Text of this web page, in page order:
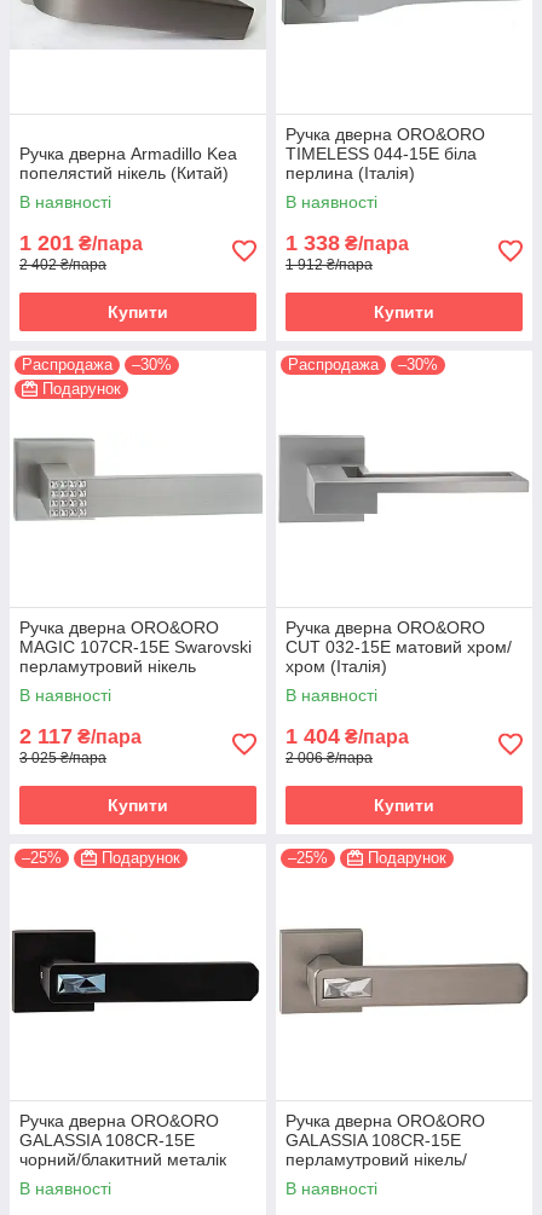
Ручка дверна Armadillo Kea
попелястий нікель (Китай)
В наявності
1 201 ₴/пара
2 402 ₴/пара
Купити
Ручка дверна ORO&ORO
TIMELESS 044-15E біла
перлина (Італія)
В наявності
1 338 ₴/пара
1 912 ₴/пара
Купити
Распродажа
–30%
Подарунок
Ручка дверна ORO&ORO
MAGIC 107СR-15E Swarovski
перламутровий нікель
(Італія)
В наявності
2 117 ₴/пара
3 025 ₴/пара
Купити
Распродажа –30%
Ручка дверна ORO&ORO
CUT 032-15E матовий хром/
хром (Італія)
В наявності
1 404 ₴/пара
2 006 ₴/пара
Купити
–25% Подарунок
Ручка дверна ORO&ORO
GALASSIA 108СR-15E
чорний/блакитний металік
(Італія)
В наявності
–25% Подарунок
Ручка дверна ORO&ORO
GALASSIA 108СR-15E
перламутровий нікель/
світлий хром (Італія)
В наявності